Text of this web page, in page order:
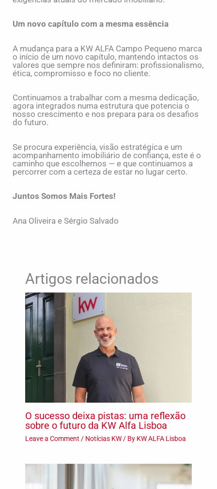
Um novo capítulo com a mesma essência
A mudança para a KW ALFA Campo Pequeno marca
o início de um novo capítulo, mantendo intactos os
valores que sempre nos definiram: profissionalismo,
ética, compromisso e foco no cliente.
Continuamos a trabalhar com a mesma dedicação,
agora integrados numa estrutura que potencia o
nosso crescimento e nos prepara para os desafios
do futuro.
Se procura experiência, visão estratégica e um
acompanhamento imobiliário de confiança, este é o
caminho que escolhemos — e que continuamos a
percorrer com a certeza de estar no lugar certo.
Juntos Somos Mais Fortes!
Ana Oliveira e Sérgio Salvado
Artigos relacionados
O sucesso deixa pistas: uma reflexão
sobre o futuro da KW Alfa Lisboa
Leave a Comment / Notícias KW/ By KW ALFA Lisboa